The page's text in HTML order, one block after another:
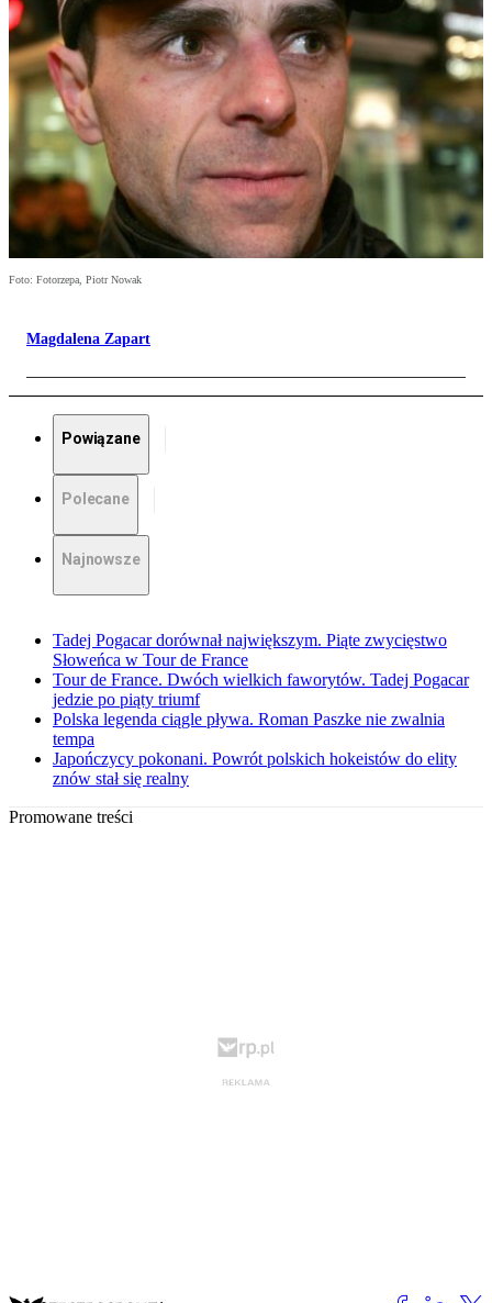
Foto: Fotorzepa, Piotr Nowak
Magdalena Zapart
Powiązane
Polecane
Najnowsze
Tadej Pogacar dorównał największym. Piąte zwycięstwo
Słoweńca w Tour de France
Tour de France. Dwóch wielkich faworytów. Tadej Pogacar
jedzie po piąty triumf
Polska legenda ciągle pływa. Roman Paszke nie zwalnia
tempa
Japończycy pokonani. Powrót polskich hokeistów do elity
znów stał się realny
Promowane treści